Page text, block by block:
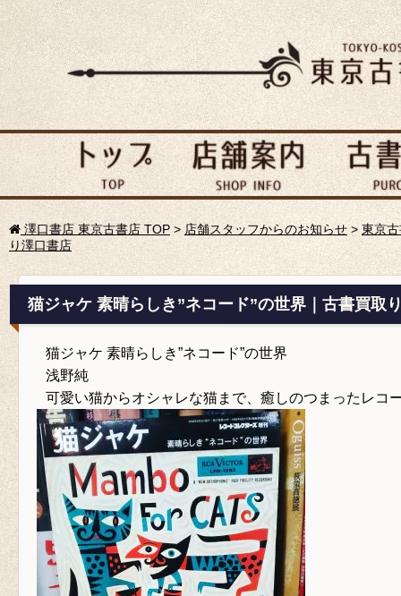
澤口書店 東京古書店 TOP > 店舗スタッフからのお知らせ> 東京
り澤口書店
猫ジャケ 素晴らしき”ネコード”の世界｜古書買取
猫ジャケ 素晴らしき”ネコード”の世界
浅野純
可愛い猫からオシャレな猫まで、癒しのつまったレコ